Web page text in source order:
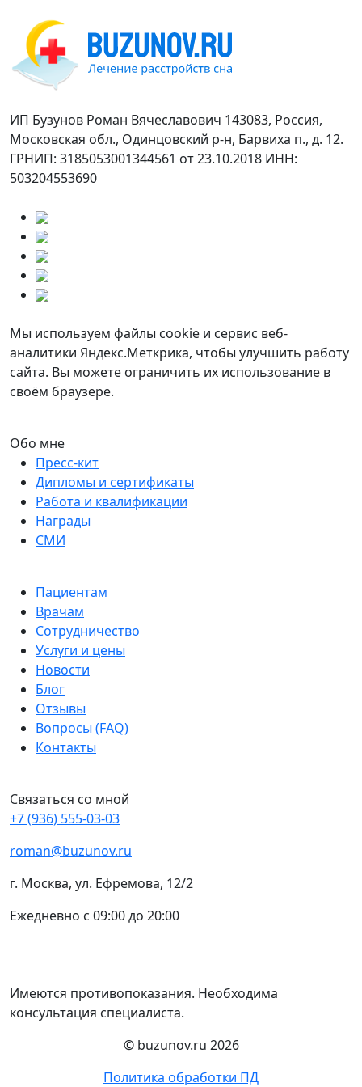
ИП Бузунов Роман Вячеславович 143083, Россия,
Московская обл., Одинцовский р-н, Барвиха п., д. 12.
ГРНИП: 3185053001344561 от 23.10.2018 ИНН:
503204553690
Мы используем файлы cookie и сервис веб-
аналитики Яндекс.Меткрика, чтобы улучшить работу
сайта. Вы можете ограничить их использование в
своём браузере.
Обо мне
Пресс-кит
Дипломы и сертификаты
Работа и квалификации
Награды
СМИ
Пациентам
Врачам
Сотрудничество
Услуги и цены
Новости
Блог
Отзывы
Вопросы (FAQ)
Контакты
Связаться со мной
+7 (936) 555-03-03
roman@buzunov.ru
г. Москва, ул. Ефремова, 12/2
Ежедневно с 09:00 до 20:00
Имеются противопоказания. Необходима
консультация специалиста.
© buzunov.ru 2026
Политика обработки ПД